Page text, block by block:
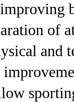
of
and